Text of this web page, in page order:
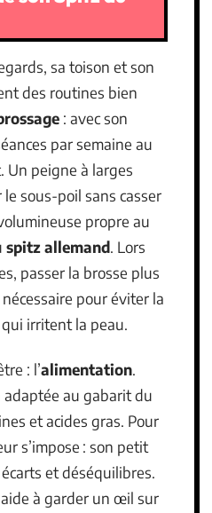
sa toison et son
des routines bien
: avec son
par semaine au
Un peigne à larges
sous-poil sans casser
propre au
spitz allemand. Lors
passer la brosse plus
pour éviter la
irritent la peau.
: l’alimentation.
au gabarit du
et acides gras. Pour
s’impose : son petit
et déséquilibres.
à garder un œil sur